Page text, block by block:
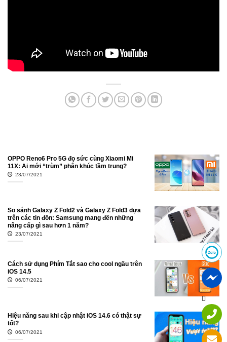
OPPO Reno6 Pro 5G đọ sức cùng Xiaomi Mi
11X: Ai mới “trùm” phân khúc tầm trung?
23/07/2021
So sánh Galaxy Z Fold2 và Galaxy Z Fold3 dựa
trên các tin đồn: Samsung mang đến những
nâng cấp gì sau hơn 1 năm?
23/07/2021
Cách sử dụng Phím Tắt sao cho cool ngầu trên
iOS 14.5
06/07/2021
Hiệu năng sau khi cập nhật iOS 14.6 có thật sự
tốt?
06/07/2021